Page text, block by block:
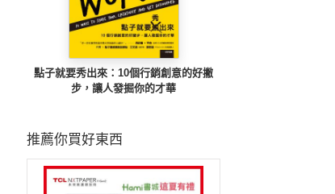
點子就要秀出來：10個行銷創意的好撇
步，讓人發掘你的才華
推薦你買好東西